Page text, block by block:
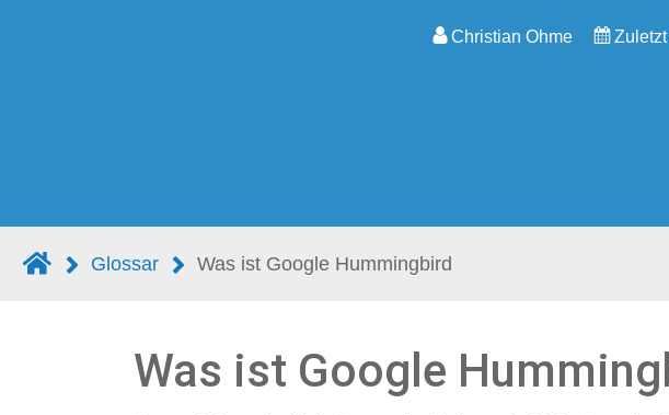
Christian Ohme
Glossar Was ist Google Hummingbird
Was ist Google